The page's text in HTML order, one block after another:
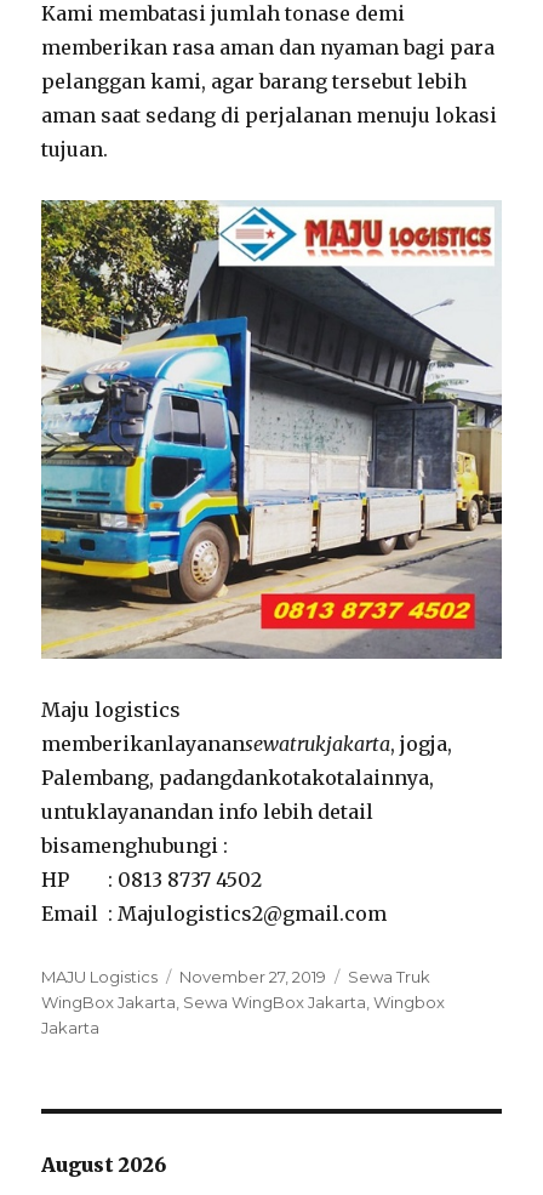
Kami membatasi jumlah tonase demi
memberikan rasa aman dan nyaman bagi para
pelanggan kami, agar barang tersebut lebih
aman saat sedang di perjalanan menuju lokasi
tujuan.
Maju logistics
memberikanlayanansewatrukjakarta, jogja,
Palembang, padangdankotakotalainnya,
untuklayanandan info lebih detail
bisamenghubungi :
HP : 0813 8737 4502
Email : Majulogistics2@gmail.com
Author
MAJU Logistics
Posted
on
November 27, 2019 Tags
Sewa Truk
WingBox Jakarta Sewa WingBox Jakarta ,Wingbox
Jakarta
August 2026